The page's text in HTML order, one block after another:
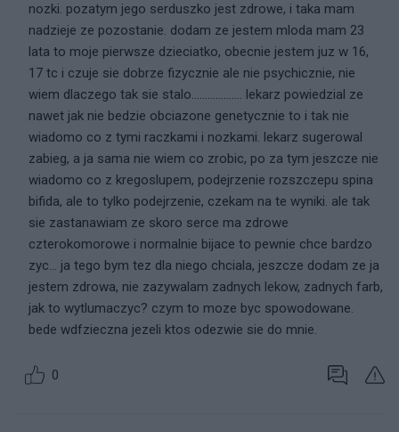
nozki. pozatym jego serduszko jest zdrowe, i taka mam
nadzieje ze pozostanie. dodam ze jestem mloda mam 23
lata to moje pierwsze dzieciatko, obecnie jestem juz w 16,
17 tc i czuje sie dobrze fizycznie ale nie psychicznie, nie
wiem dlaczego tak sie stalo................... lekarz powiedzial ze
nawet jak nie bedzie obciazone genetycznie to i tak nie
wiadomo co z tymi raczkami i nozkami. lekarz sugerowal
zabieg, a ja sama nie wiem co zrobic, po za tym jeszcze nie
wiadomo co z kregoslupem, podejrzenie rozszczepu spina
bifida, ale to tylko podejrzenie, czekam na te wyniki. ale tak
sie zastanawiam ze skoro serce ma zdrowe
czterokomorowe i normalnie bijace to pewnie chce bardzo
zyc... ja tego bym tez dla niego chciala, jeszcze dodam ze ja
jestem zdrowa, nie zazywalam zadnych lekow, zadnych farb,
jak to wytlumaczyc? czym to moze byc spowodowane.
bede wdfzieczna jezeli ktos odezwie sie do mnie.
0